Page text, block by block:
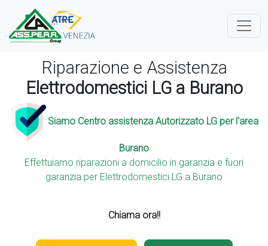
Riparazione e Assistenza
Elettrodomestici LG a Burano
Siamo Centro assistenza Autorizzato LG per l'area
Burano
Effettuiamo riparazioni a domicilio in garanzia e fuori
garanzia per Elettrodomestici LG a Burano
Chiama ora!!